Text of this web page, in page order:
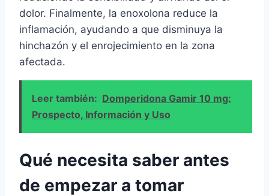
dolor. Finalmente, la enoxolona reduce la
inflamación, ayudando a que disminuya la
hinchazón y el enrojecimiento en la zona
afectada.
Leer también: Domperidona Gamir 10 mg:
Prospecto, Información y Uso
Qué necesita saber antes
de empezar a tomar